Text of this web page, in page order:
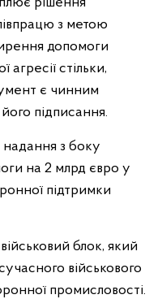
з метою
допомоги
агресії стільки,
є чинним
підписання.
надання з боку
на 2 млрд євро у
підтримки
блок, який
військового
промисловості.